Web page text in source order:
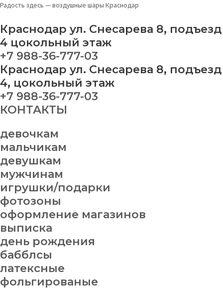
Перейти
содержимому
Радость здесь — воздушные шары Краснодар
Краснодар ул. Снесарева 8, подъезд
4 цокольный этаж
+7 988-36-777-03
Краснодар ул. Снесарева 8, подъезд
4, цокольный этаж
+7 988-36-777-03
КОНТАКТЫ
девочкам
мальчикам
девушкам
мужчинам
игрушки/подарки
фотозоны
оформление магазинов
выписка
день рождения
бабблсы
латексные
фольгированые
Набор
выписку
№
29
quantity